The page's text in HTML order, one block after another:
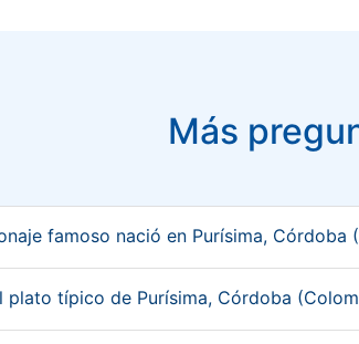
Más
famoso nació en Purísima, Córdoba
plato típico de Purísima, Córdoba